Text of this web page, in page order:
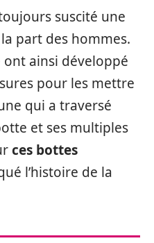
suscité une
part des hommes.
ont ainsi développé
pour les mettre
qui a traversé
et ses multiples
ces bottes
l’histoire de la